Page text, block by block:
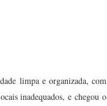
limpa e organizada, com
inadequados, e chegou o